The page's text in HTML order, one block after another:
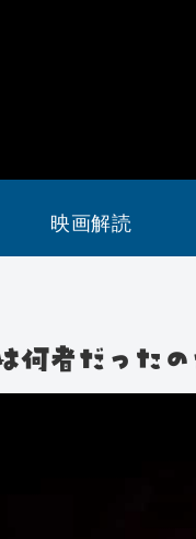
映画解読
何者だった